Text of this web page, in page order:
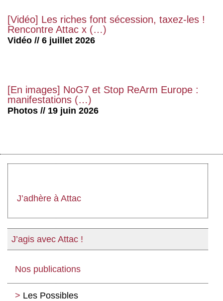
[Vidéo] Les riches font sécession, taxez-les !
Rencontre Attac x (…)
Vidéo // 6 juillet 2026
[En images] NoG7 et Stop ReArm Europe :
manifestations (…)
Photos // 19 juin 2026
J’adhère à Attac
J’agis avec Attac !
Nos publications
Les Possibles